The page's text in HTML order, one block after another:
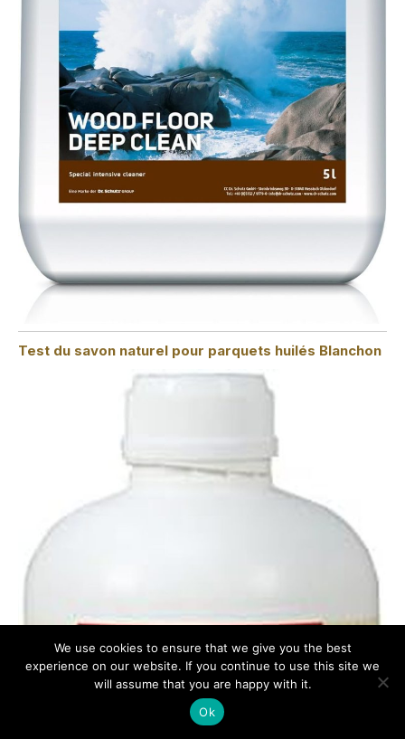
Test du savon naturel pour parquets huilés Blanchon
We use cookies to ensure that we give you the best
experience on our website. If you continue to use this site we
will assume that you are happy with it.
Ok